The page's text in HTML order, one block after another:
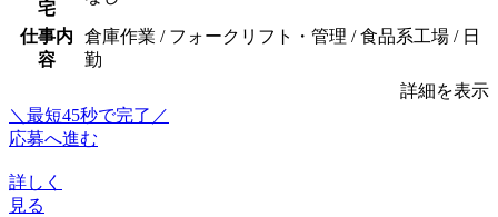
宅
仕事内
容
倉庫作業 / フォークリフト・管理 / 食品系工場 / 日
勤
詳細を表示
＼最短45秒で完了／
応募へ進む
詳しく
見る